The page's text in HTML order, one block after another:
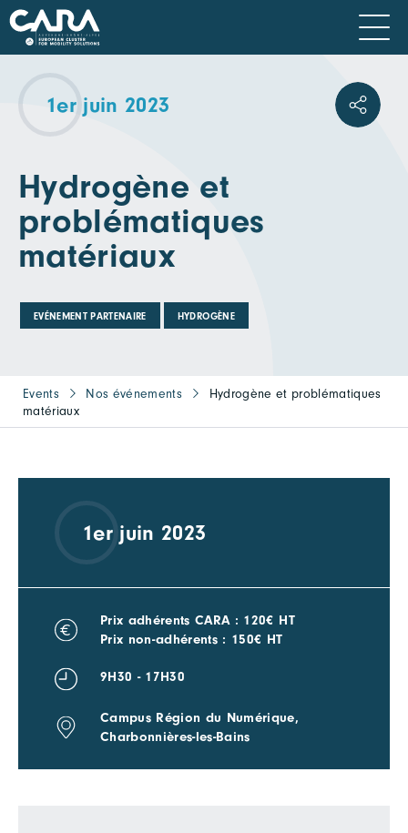
1er juin 2023
Hydrogène et
problématiques
matériaux
EVÉNEMENT PARTENAIRE HYDROGÈNE
Events Nos événements
Hydrogène et problématiques
matériaux
1er juin 2023
Prix adhérents CARA : 120€ HT
Prix non-adhérents : 150€ HT
9H30 - 17H30
Campus Région du Numérique,
Charbonnières-les-Bains